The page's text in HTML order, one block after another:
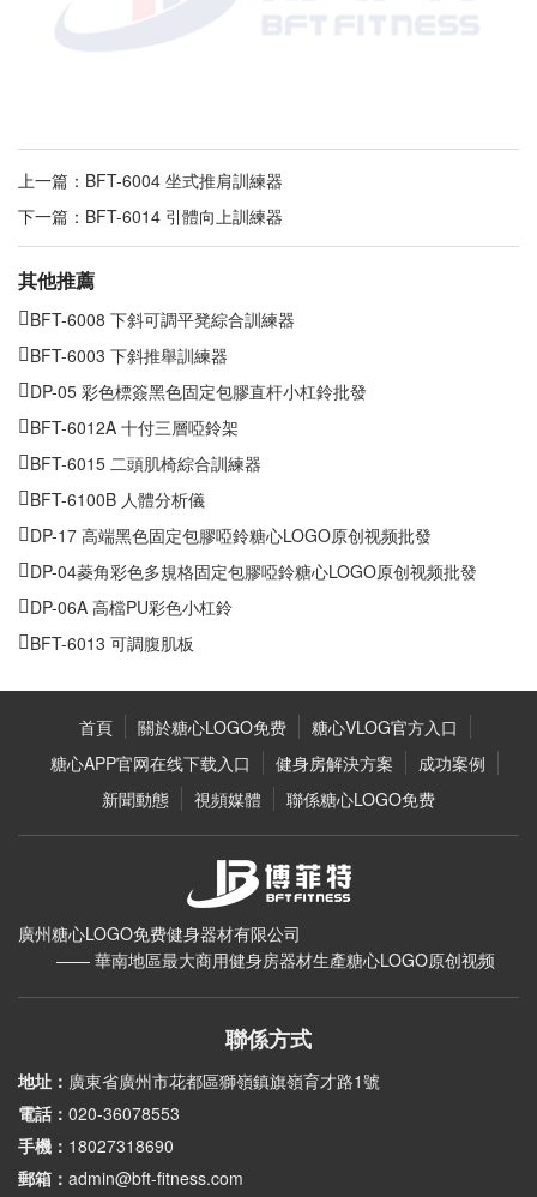
上一篇： BFT-6004 坐式推肩訓練器
下一篇： BFT-6014 引體向上訓練器
其他推薦
BFT-6008 下斜可調平凳綜合訓練器
BFT-6003 下斜推舉訓練器
DP-05 彩色標簽黑色固定包膠直杆小杠鈴批發
BFT-6012A 十付三層啞鈴架
BFT-6015 二頭肌椅綜合訓練器
BFT-6100B 人體分析儀
DP-17 高端黑色固定包膠啞鈴糖心LOGO原创视频批發
DP-04菱角彩色多規格固定包膠啞鈴糖心LOGO原创视频批發
DP-06A 高檔PU彩色小杠鈴
BFT-6013 可調腹肌板
首頁 關於糖心LOGO免费
糖心VLOG官方入口
糖心APP官网在线下载入口
健身房解決方案
成功案例
新聞動態
視頻媒體 聯係糖心LOGO免费
廣州糖心LOGO免费健身器材有限公司
—— 華南地區最大商用健身房器材生產糖心LOGO原创视频
聯係方式
地址： 廣東省廣州市花都區獅嶺鎮旗嶺育才路1號
電話： 020-36078553
手機： 18027318690
郵箱： admin@bft-fitness.com